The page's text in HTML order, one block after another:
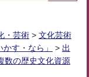
・芸術 > 文化芸術
す・なら」 > 出
数の歴史文化資源